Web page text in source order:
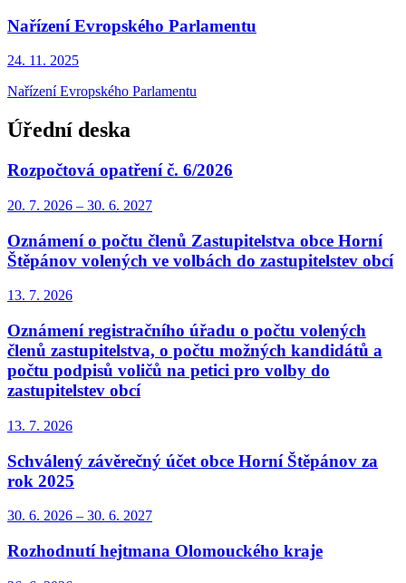
Nařízení Evropského Parlamentu
24. 11. 2025
Nařízení Evropského Parlamentu
Úřední deska
Rozpočtová opatření č. 6/2026
20. 7. 2026 – 30. 6. 2027
Oznámení o počtu členů Zastupitelstva obce Horní
Štěpánov volených ve volbách do zastupitelstev obcí
13. 7. 2026
Oznámení registračního úřadu o počtu volených
členů zastupitelstva, o počtu možných kandidátů a
počtu podpisů voličů na petici pro volby do
zastupitelstev obcí
13. 7. 2026
Schválený závěrečný účet obce Horní Štěpánov za
rok 2025
30. 6. 2026 – 30. 6. 2027
Rozhodnutí hejtmana Olomouckého kraje